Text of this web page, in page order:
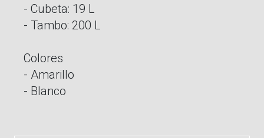
- Cubeta: 19 L
- Tambo: 200 L
Colores
- Amarillo
- Blanco